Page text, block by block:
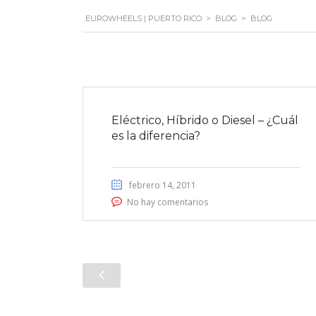
EUROWHEELS | PUERTO RICO > BLOG > BLOG
Eléctrico, Híbrido o Diesel – ¿Cuál
es la diferencia?
febrero 14, 2011
No hay comentarios